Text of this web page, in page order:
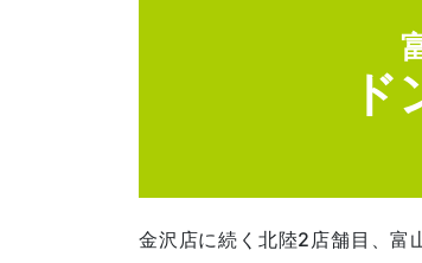
金沢店に続く北陸2店舗目、富